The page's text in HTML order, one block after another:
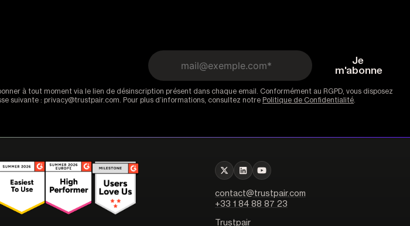
à tout moment via le lien de désinscription présent dans chaque email. Conformément au RGPD, vous disposez
suivante : privacy@trustpair.com. Pour plus d’informations, consultez notre Politique de Confidentialité
contact@trustpair.com
+33 1 84 88 87 23
Trustpair